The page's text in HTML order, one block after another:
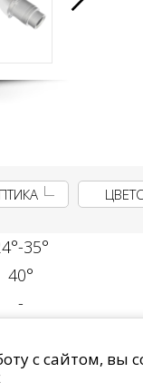
35°
40°
-
с сайтом, вы